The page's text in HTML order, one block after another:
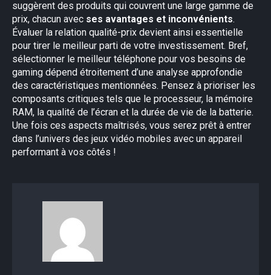
suggèrent des produits qui couvrent une large gamme de
prix, chacun avec ses avantages et inconvénients.
Évaluer la relation qualité-prix devient ainsi essentielle
pour tirer le meilleur parti de votre investissement. Bref,
sélectionner le meilleur téléphone pour vos besoins de
gaming dépend étroitement d’une analyse approfondie
des caractéristiques mentionnées. Pensez à prioriser les
composants critiques tels que le processeur, la mémoire
RAM, la qualité de l’écran et la durée de vie de la batterie.
Une fois ces aspects maîtrisés, vous serez prêt à entrer
dans l’univers des jeux vidéo mobiles avec un appareil
performant à vos côtés !